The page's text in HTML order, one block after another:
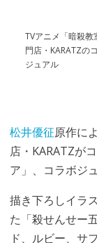
TVアニメ「暗殺教
門店・KARATZの
ジュアル
松井優征原作に
店・KARATZが
ア」、コラボジ
描き下ろしイラ
た「殺せんせー
ド、ルビー、サ